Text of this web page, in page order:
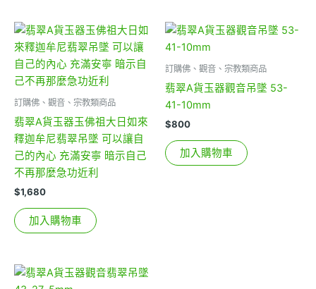
訂購佛、觀音、宗教類商品
翡翠A貨玉器玉佛祖大日如來
釋迦牟尼翡翠吊墜 可以讓自
己的內心 充滿安寧 暗示自己
不再那麼急功近利
$1,680
加入購物車
訂購佛、觀音、宗教類商品
翡翠A貨玉器觀音吊墜 53-
41-10mm
$800
加入購物車